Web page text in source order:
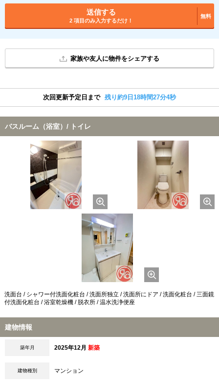
送信する
2 項目のみ入力するだけ！
無料
家族や友人に物件をシェアする
次回更新予定日まで 残り約9日18時間27分3秒
バスルーム（浴室）/ トイレ
洗面台 / シャワー付洗面化粧台 / 洗面所独立 / 洗面所にドア / 洗面化粧台 / 三面鏡
付洗面化粧台 / 浴室乾燥機 / 脱衣所 / 温水洗浄便座
建物情報
築年月 2025年12月 新築
建物種別 マンション